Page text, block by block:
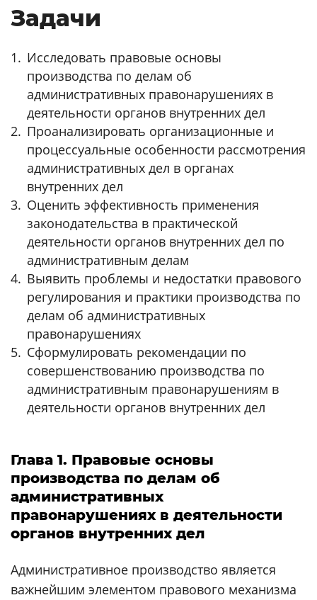
Задачи
Исследовать правовые основы
производства по делам об
административных правонарушениях в
деятельности органов внутренних дел
Проанализировать организационные и
процессуальные особенности рассмотрения
административных дел в органах
внутренних дел
Оценить эффективность применения
законодательства в практической
деятельности органов внутренних дел по
административным делам
Выявить проблемы и недостатки правового
регулирования и практики производства по
делам об административных
правонарушениях
Сформулировать рекомендации по
совершенствованию производства по
административным правонарушениям в
деятельности органов внутренних дел
Глава 1. Правовые основы
производства по делам об
административных
правонарушениях в деятельности
органов внутренних дел
Административное производство является
важнейшим элементом правового механизма